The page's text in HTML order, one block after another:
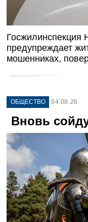
Госжилинспекция
предупреждает
мошенниках,
ОБЩЕСТВО 04.08.26
Вновь